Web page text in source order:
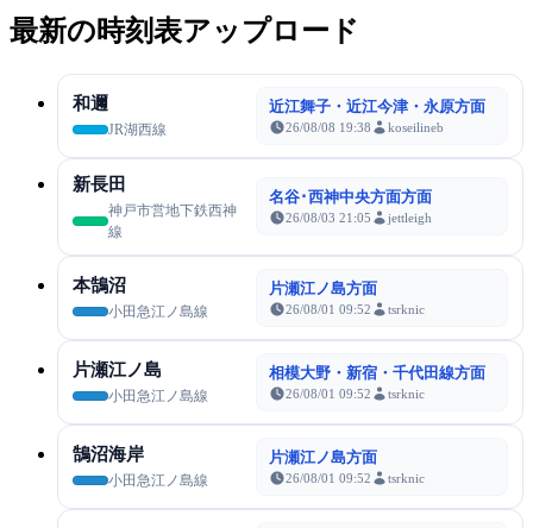
最新の時刻表アップロード
和邇
JR湖西線
近江舞子・近江今津・永原方面
26/08/08 19:38 koseilineb
新長田
神戸市営地下鉄西神
線
名谷･西神中央方面方面
26/08/03 21:05 jettleigh
本鵠沼
小田急江ノ島線
片瀬江ノ島方面
26/08/01 09:52 tsrknic
片瀬江ノ島
小田急江ノ島線
相模大野・新宿・千代田線方面
26/08/01 09:52 tsrknic
鵠沼海岸
小田急江ノ島線
片瀬江ノ島方面
26/08/01 09:52 tsrknic